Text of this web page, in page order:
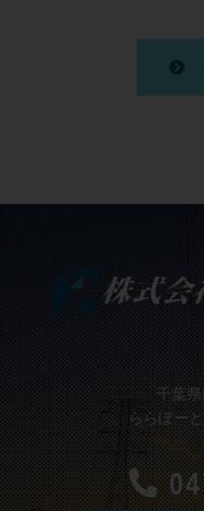
千葉
ららぽー